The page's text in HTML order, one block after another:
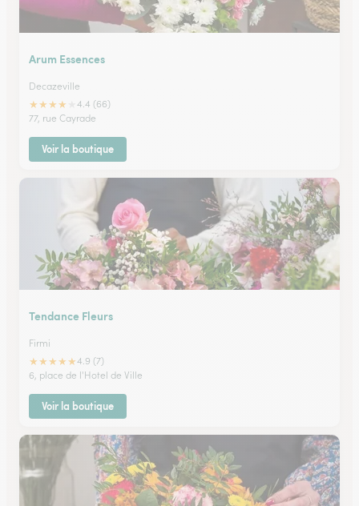
Arum Essences
Decazeville
★★★★
4.4 (66)
77, rue Cayrade
Voir la boutique
Tendance Fleurs
Firmi
★★★★★4.9 (7)
6, place de l'Hotel de Ville
Voir la boutique